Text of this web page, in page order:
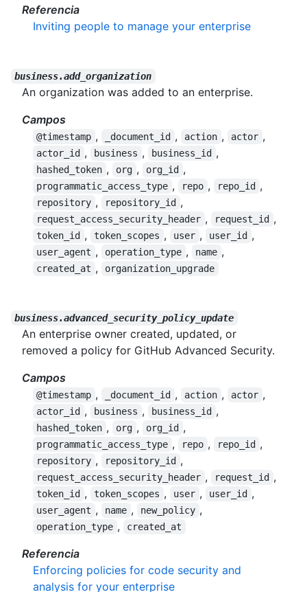
Referencia
Inviting people to manage your enterprise
business.add_organization
An organization was added to an enterprise.
Campos
@timestamp , _document_id , action , actor ,
actor_id , business , business_id ,
hashed_token , org , org_id ,
programmatic_access_type , repo , repo_id ,
repository , repository_id ,
request_access_security_header , request_id ,
token_id , token_scopes , user , user_id ,
user_agent , operation_type , name ,
created_at , organization_upgrade
business.advanced_security_policy_update
An enterprise owner created, updated, or
removed a policy for GitHub Advanced Security.
Campos
@timestamp , _document_id , action , actor ,
actor_id , business , business_id ,
hashed_token , org , org_id ,
programmatic_access_type , repo , repo_id ,
repository , repository_id ,
request_access_security_header , request_id ,
token_id , token_scopes , user , user_id ,
user_agent , name , new_policy ,
operation_type , created_at
Referencia
Enforcing policies for code security and
analysis for your enterprise